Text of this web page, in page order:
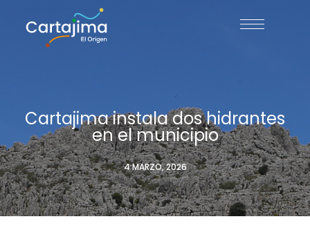
Cartajima instala dos hidrantes
en el municipio
4 MARZO, 2026